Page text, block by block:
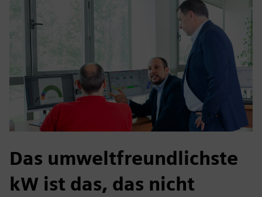
Das umweltfreundlichste
kW ist das, das nicht